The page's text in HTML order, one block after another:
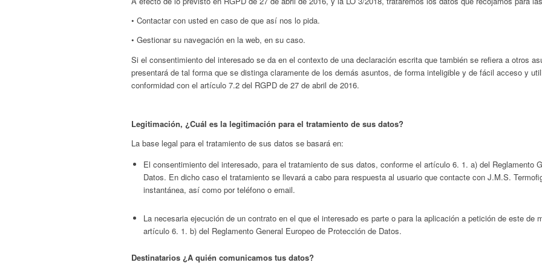
• Contactar con usted en caso de que así nos lo pida.
• Gestionar su navegación en la web, en su caso.
Si el consentimiento del interesado se da en el contexto de una declaración escrita que también se refiera a otros
presentará de tal forma que se distinga claramente de los demás asuntos, de forma inteligible y de fácil acceso y
conformidad con el artículo 7.2 del RGPD de 27 de abril de 2016.
Legitimación, ¿Cuál es la legitimación para el tratamiento de sus datos?
La base legal para el tratamiento de sus datos se basará en:
El consentimiento del interesado, para el tratamiento de sus datos, conforme el artículo 6. 1. a) del Reglamento
Datos. En dicho caso el tratamiento se llevará a cabo para respuesta al usuario que contacte con J.M.S.
instantánea, así como por teléfono o email.
La necesaria ejecución de un contrato en el que el interesado es parte o para la aplicación a petición de este de
artículo 6. 1. b) del Reglamento General Europeo de Protección de Datos.
Destinatarios ¿A quién comunicamos tus datos?